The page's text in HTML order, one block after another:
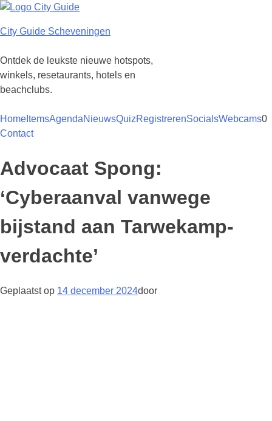
Ga
de
City Guide Scheveningen
Ontdek de leukste nieuwe hotspots,
winkels, resetaurants, hotels en
beachclubs.
Home ItemsAgendaNieuwsQuizRegistrerenSocialsWebcams
Contact
0
Advocaat Spong:
‘Cyberaanval vanwege
bijstand aan Tarwekamp-
verdachte’
Geplaatst op 14 december 2024door